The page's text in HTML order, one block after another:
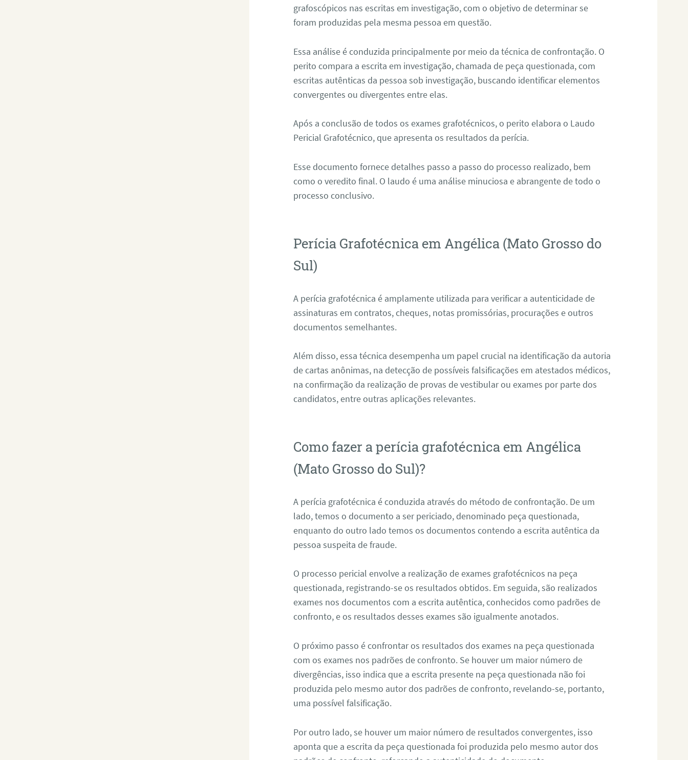
grafoscópicos nas escritas em investigação, com o objetivo de determinar se
foram produzidas pela mesma pessoa em questão.
Essa análise é conduzida principalmente por meio da técnica de confrontação. O
perito compara a escrita em investigação, chamada de peça questionada, com
escritas autênticas da pessoa sob investigação, buscando identificar elementos
convergentes ou divergentes entre elas.
Após a conclusão de todos os exames grafotécnicos, o perito elabora o Laudo
Pericial Grafotécnico, que apresenta os resultados da perícia.
Esse documento fornece detalhes passo a passo do processo realizado, bem
como o veredito final. O laudo é uma análise minuciosa e abrangente de todo o
processo conclusivo.
Perícia Grafotécnica em Angélica (Mato Grosso do
Sul)
A perícia grafotécnica é amplamente utilizada para verificar a autenticidade de
assinaturas em contratos, cheques, notas promissórias, procurações e outros
documentos semelhantes.
Além disso, essa técnica desempenha um papel crucial na identificação da autoria
de cartas anônimas, na detecção de possíveis falsificações em atestados médicos,
na confirmação da realização de provas de vestibular ou exames por parte dos
candidatos, entre outras aplicações relevantes.
Como fazer a perícia grafotécnica em Angélica
(Mato Grosso do Sul)?
A perícia grafotécnica é conduzida através do método de confrontação. De um
lado, temos o documento a ser periciado, denominado peça questionada,
enquanto do outro lado temos os documentos contendo a escrita autêntica da
pessoa suspeita de fraude.
O processo pericial envolve a realização de exames grafotécnicos na peça
questionada, registrando-se os resultados obtidos. Em seguida, são realizados
exames nos documentos com a escrita autêntica, conhecidos como padrões de
confronto, e os resultados desses exames são igualmente anotados.
O próximo passo é confrontar os resultados dos exames na peça questionada
com os exames nos padrões de confronto. Se houver um maior número de
divergências, isso indica que a escrita presente na peça questionada não foi
produzida pelo mesmo autor dos padrões de confronto, revelando-se, portanto,
uma possível falsificação.
Por outro lado, se houver um maior número de resultados convergentes, isso
aponta que a escrita da peça questionada foi produzida pelo mesmo autor dos